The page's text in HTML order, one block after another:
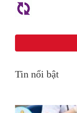
Tin nổi bật